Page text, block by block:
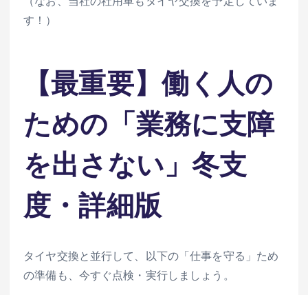
す！）
【最重要】働く人の
ための「業務に支障
を出さない」冬支
度・詳細版
タイヤ交換と並行して、以下の「仕事を守る」ため
の準備も、今すぐ点検・実行しましょう。